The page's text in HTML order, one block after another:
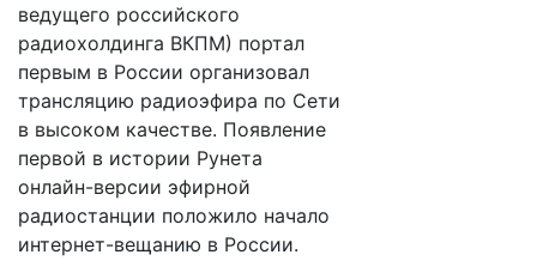
ведущего российского
радиохолдинга ВКПМ) портал
первым в России организовал
трансляцию радиоэфира по Сети
в высоком качестве. Появление
первой в истории Рунета
онлайн-версии эфирной
радиостанции положило начало
интернет-вещанию в России.